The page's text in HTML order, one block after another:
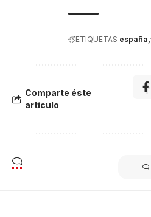
ETIQUETAS españa
Comparte éste
artículo